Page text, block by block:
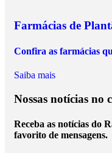
Farmácias de
Confira as farmácias
Saiba mais
Nossas notícias no
Receba as notícias do
favorito de mensagens.